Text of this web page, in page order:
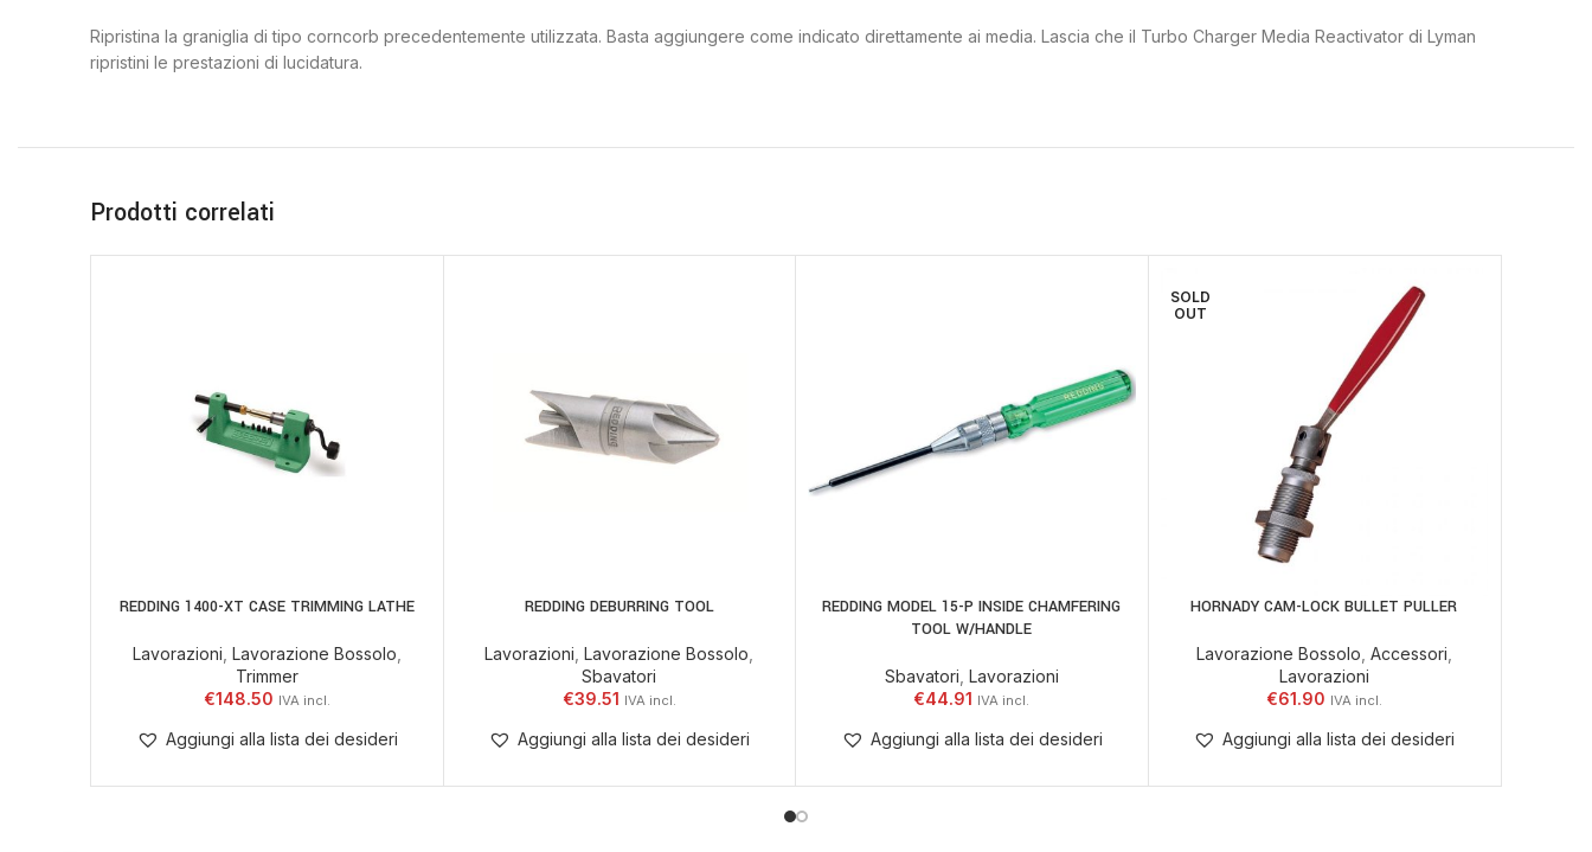
Ripristina la graniglia di tipo corncorb precedentemente utilizzata. Basta aggiungere come indicato direttamente ai media. Lascia che il Turbo Charger Media Reactivator di Lyman
ripristini le prestazioni di lucidatura.
Prodotti correlati
AGGIUNGI AL CARRELLO
REDDING 1400-XT CASE TRIMMING LATHE
Lavorazioni Lavorazione Bossolo
Trimmer
€148.50
Aggiungi alla lista dei desideri
AGGIUNGI AL CARRELLO
REDDING DEBURRING TOOL
Lavorazioni ,Lavorazione Bossolo
Sbavatori
€39.51
Aggiungi alla lista dei desideri
AGGIUNGI AL CARRELLO
REDDING MODEL 15-P INSIDE CHAMFERING
TOOL W/HANDLE
Sbavatori Lavorazioni
€44.91
Aggiungi alla lista dei desideri
SOLD
OUT
LEGGI TUTTO
HORNADY CAM-LOCK BULLET PULLER
Lavorazione Bossolo Accessori
Lavorazioni
€61.90
Aggiungi alla lista dei desideri